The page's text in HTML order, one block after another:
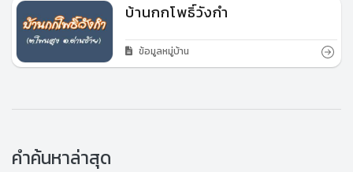
บ้านกกโพธิ์วังกำ
ข้อมูลหมู่บ้าน
คำค้นหาล่าสุด